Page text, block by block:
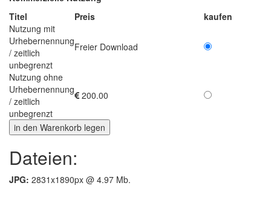
Titel
Preis
kaufen
Nutzung mit
Urhebernennung
/ zeitlich
unbegrenzt
Freier Download
Nutzung ohne
Urhebernennung
/ zeitlich
unbegrenzt
200.00
Dateien:
JPG: 2831x1890px @ 4.97 Mb.